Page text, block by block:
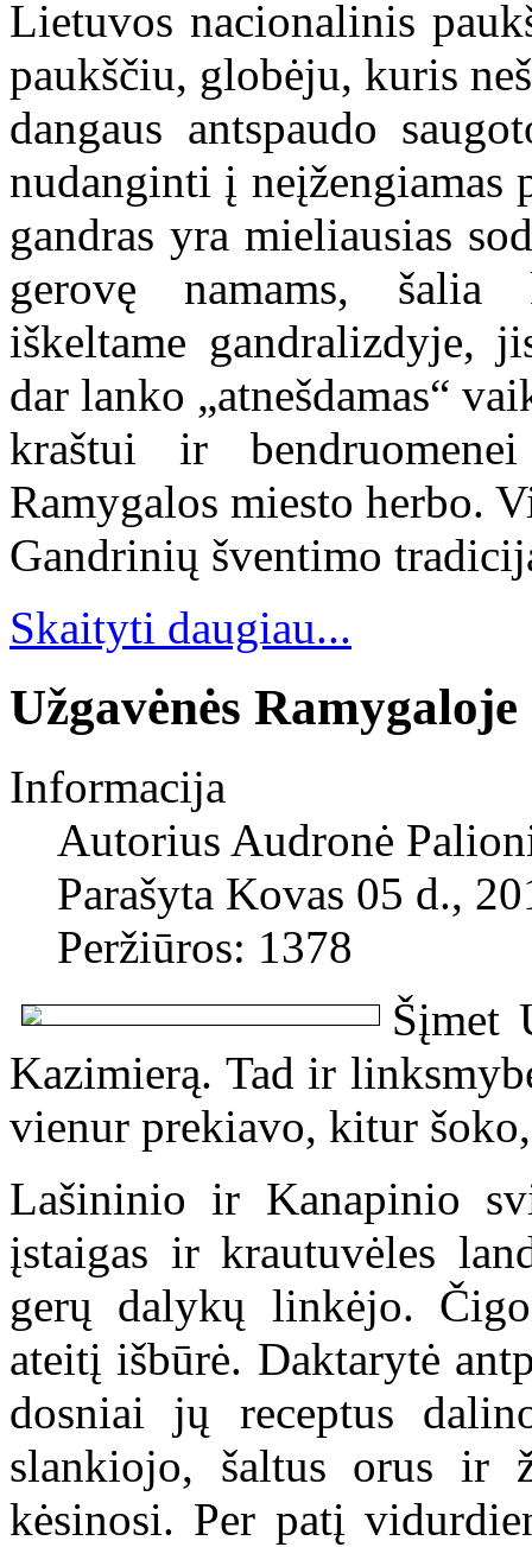
Lietuvos nacionalinis
paukščiu, globėju, kuris
dangaus antspaudo
nudanginti į
gandras yra mieliausias
gerovę namams, šalia
iškeltame gandralizdyje,
dar lanko „atnešdamas“
kraštui ir
Ramygalos miesto herbo.
Gandrinių šventimo
Skaityti daugiau...
Užgavėnės Ramygaloje
Informacija
Autorius Audronė
Parašyta Kovas 05 d.,
Peržiūros: 1378
Šįmet
Kazimierą. Tad ir
vienur prekiavo, kitur
Lašininio ir Kanapinio
įstaigas ir krautuvėles
gerų dalykų linkėjo.
ateitį išbūrė. Daktarytė
dosniai jų receptus
slankiojo, šaltus orus ir
kėsinosi. Per patį